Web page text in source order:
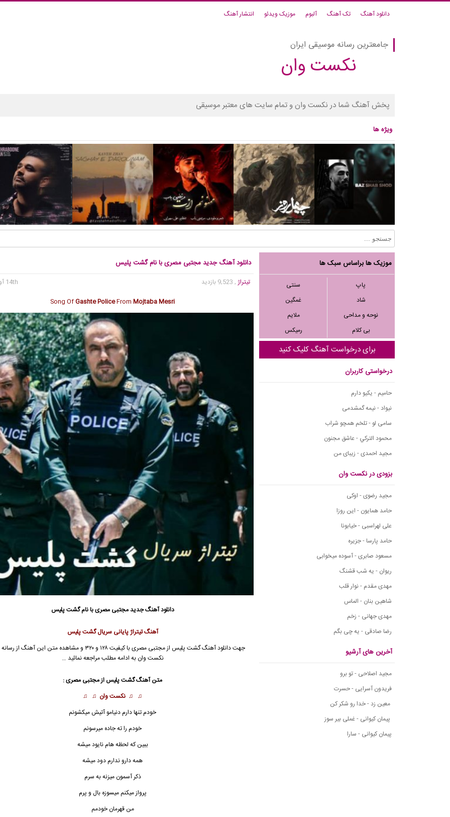
دانلود آهنگ تک آهنگ آلبوم موزیک ویدئو انتشار آهنگ
جامعترین رسانه موسیقی ایران
نکست وان
پخش آهنگ شما در نکست وان و تمام سایت های معتبر موسیقی
ویژه ها
موزیک ها براساس سبک ها
پاپ
سنتی
شاد
غمگین
نوحه و مداحی
ملایم
بی کلام
رمیکس
برای درخواست آهنگ کلیک کنید
درخواستی کاربران
حامیم - یکیو دارم
نیواد - نیمه گمشدمی
سامی لو - تلخم همچو شراب
محمود التركي - عاشق مجنون
مجید احمدی - زیبای من
بزودی در نکست وان
مجید رضوی - اوکی
حامد همایون - این روزا
علی لهراسبی - خیابونا
حامد پارسا - جزیره
مسعود صابری - آسوده میخوابی
ریوان - یه شب قشنگ
مهدی مقدم - نوار قلب
شاهین بنان - الماس
مهدی جهانی - زخم
رضا صادقی - یه چی بگم
آخرین های آرشیو
مجید اصلاحی - تو برو
فریدون آسرایی - حسرت
معین زد - خدا رو شکر کن
پیمان کیوانی - غملی بیر سوز
پیمان کیوانی - سارا
دانلود آهنگ جدید مجتبی مصری با نام گشت پلیس
تیتراژ , 9,523 بازدید
14th آوریل 2020
Song OfGashte PoliceFromMojtaba Mesri
دانلود آهنگ جدیدمجتبی مصری با نام گشت پلیس
آهنگ تیتراژ پایانی سریال گشت پلیس
جهت دانلود آهنگ گشت پلیس از مجتبی مصری با کیفیت ۱۲۸ و ۳۲۰ و مشاهده متن این
نکست وان به ادامه مطلب مراجعه نمائید …
متن آهنگ گشت پلیس از مجتبی مصری :
♫ ♫ نکست وان ♫ ♫
خودم تنها دارم دنیامو آتیش میکشونم
خودم را ته جاده میرسونم
ببین که لحظه هام نایود میشه
همه دارو ندارم دود میشه
ذکر آسمون میزنه به سرم
پرواز میکنم میسوزه بال و پرم
من قهرمان خودمم